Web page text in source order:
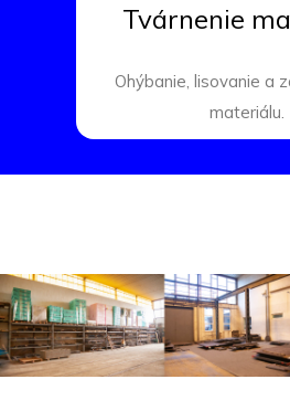
Tvárnenie
Ohýbanie, lisovanie a
materiálu.